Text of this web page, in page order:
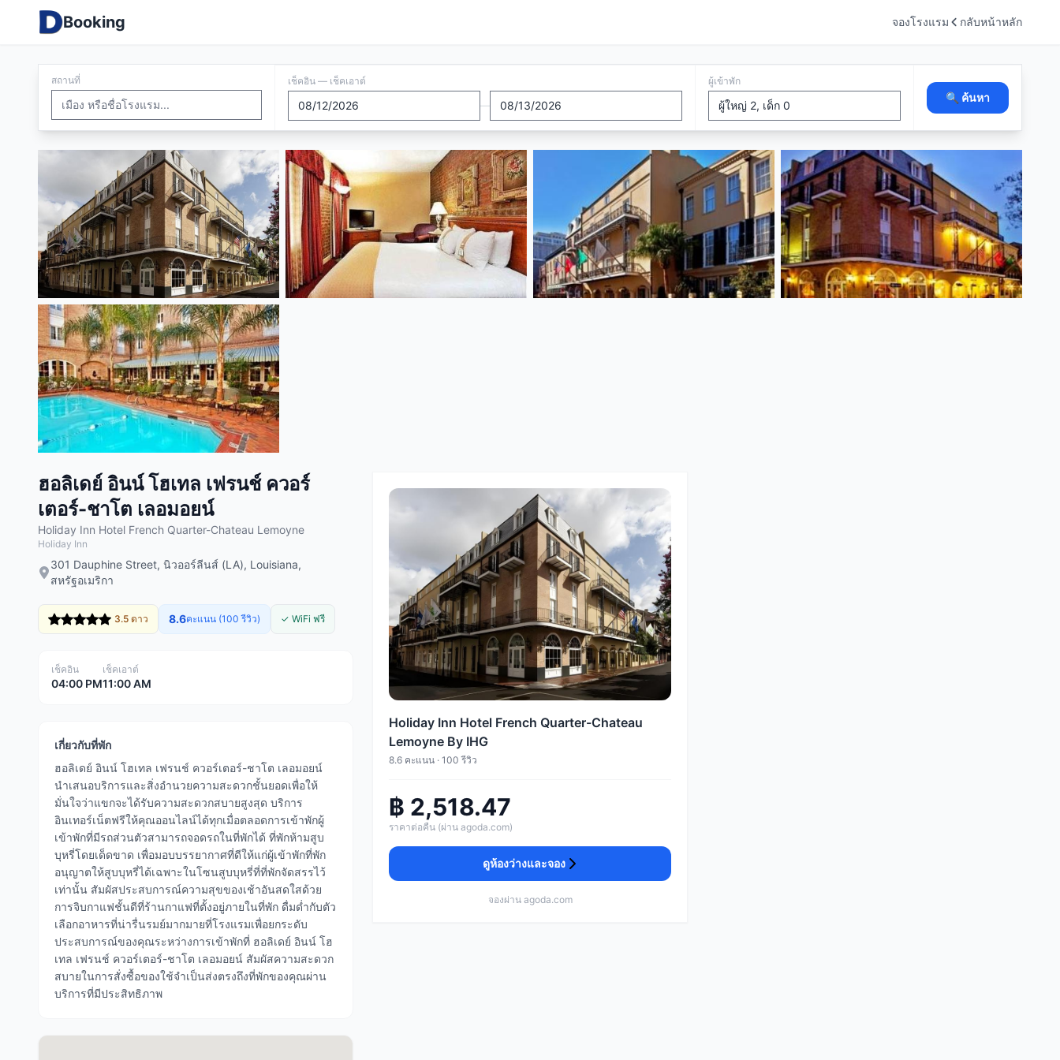
Booking จองโรงแรม กลับหน้าหลัก
สถานที่ เช็คอิน — เช็คเอาต์
—
ผู้เข้าพัก
🔍 ค้นหา
ฮอลิเดย์ อินน์ โฮเทล เฟรนช์ ควอร์
เตอร์-ชาโต เลอมอยน์
Holiday Inn Hotel French Quarter-Chateau Lemoyne
Holiday Inn
301 Dauphine Street, นิวออร์ลีนส์ (LA), Louisiana,
สหรัฐอเมริกา
3.5 ดาว 8.6คะแนน (100 รีวิว) ✓ WiFi ฟรี
เช็คอิน
04:00 PM
เช็คเอาต์
11:00 AM
เกี่ยวกับที่พัก
ฮอลิเดย์ อินน์ โฮเทล เฟรนช์ ควอร์เตอร์-ชาโต เลอมอยน์
นำเสนอบริการและสิ่งอำนวยความสะดวกชั้นยอดเพื่อให้
มั่นใจว่าแขกจะได้รับความสะดวกสบายสูงสุด บริการ
อินเทอร์เน็ตฟรีให้คุณออนไลน์ได้ทุกเมื่อตลอดการเข้าพักผู้
เข้าพักที่มีรถส่วนตัวสามารถจอดรถในที่พักได้ ที่พักห้ามสูบ
บุหรี่โดยเด็ดขาด เพื่อมอบบรรยากาศที่ดีให้แก่ผู้เข้าพักที่พัก
อนุญาตให้สูบบุหรี่ได้เฉพาะในโซนสูบบุหรี่ที่ที่พักจัดสรรไว้
เท่านั้น สัมผัสประสบการณ์ความสุขของเช้าอันสดใสด้วย
การจิบกาแฟชั้นดีที่ร้านกาแฟที่ตั้งอยู่ภายในที่พัก ดื่มด่ำกับตัว
เลือกอาหารที่น่ารื่นรมย์มากมายที่โรงแรมเพื่อยกระดับ
ประสบการณ์ของคุณระหว่างการเข้าพักที่ ฮอลิเดย์ อินน์ โฮ
เทล เฟรนช์ ควอร์เตอร์-ชาโต เลอมอยน์ สัมผัสความสะดวก
สบายในการสั่งซื้อของใช้จำเป็นส่งตรงถึงที่พักของคุณผ่าน
บริการที่มีประสิทธิภาพ
Holiday Inn Hotel French Quarter-Chateau
Lemoyne By IHG
8.6 คะแนน · 100 รีวิว
฿ 2,518.47
ราคาต่อคืน (ผ่าน agoda.com)
ดูห้องว่างและจอง
จองผ่าน agoda.com